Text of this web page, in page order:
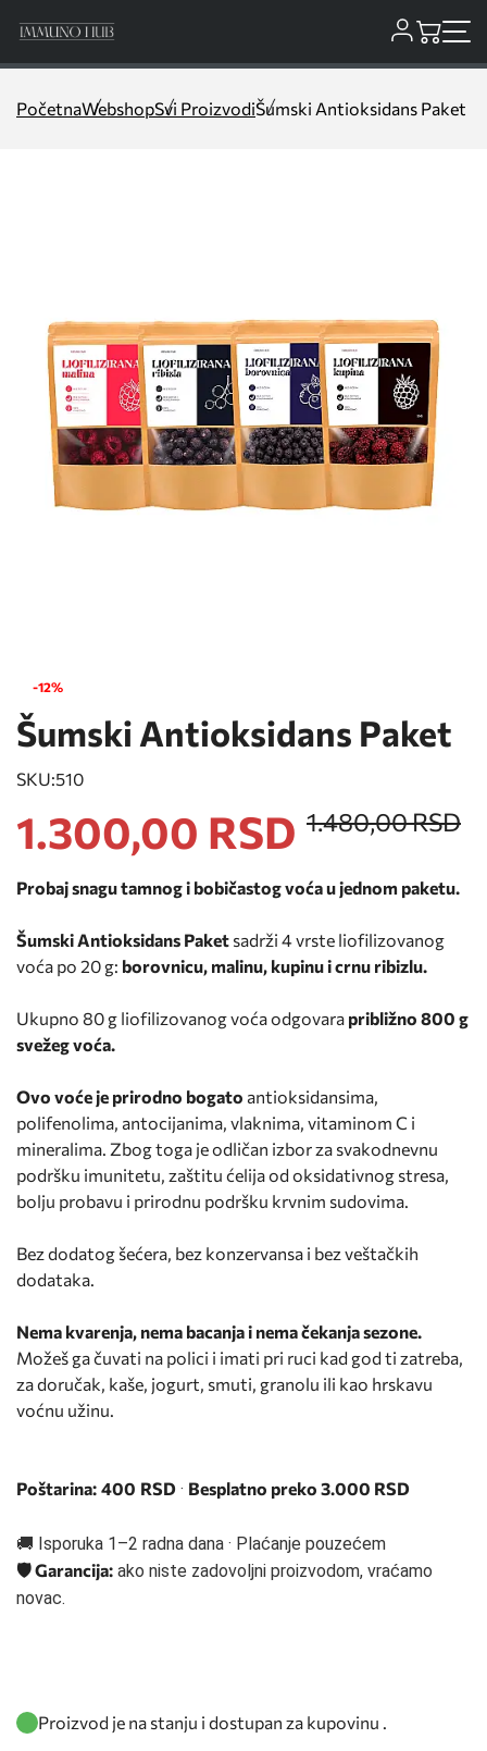
PočetnaWebshopSvi ProizvodiŠumski Antioksidans Paket
-12%
Šumski Antioksidans Paket
SKU:510
1.300,00 RSD 1.480,00 RSD
Probaj snagu tamnog i bobičastog voća u jednom paketu.
Šumski Antioksidans Paket sadrži 4 vrste liofilizovanog
voća po 20 g: borovnicu, malinu, kupinu i crnu ribizlu.
Ukupno 80 g liofilizovanog voća odgovara približno 800 g
svežeg voća.
Ovo voće je prirodno bogato antioksidansima,
polifenolima, antocijanima, vlaknima, vitaminom C i
mineralima. Zbog toga je odličan izbor za svakodnevnu
podršku imunitetu, zaštitu ćelija od oksidativnog stresa,
bolju probavu i prirodnu podršku krvnim sudovima.
Bez dodatog šećera, bez konzervansa i bez veštačkih
dodataka.
Nema kvarenja, nema bacanja i nema čekanja sezone.
Možeš ga čuvati na polici i imati pri ruci kad god ti zatreba,
za doručak, kaše, jogurt, smuti, granolu ili kao hrskavu
voćnu užinu.
Poštarina: 400 RSD · Besplatno preko 3.000 RSD
🚚 Isporuka 1–2 radna dana · Plaćanje pouzećem
🛡️ Garancija: ako niste zadovoljni proizvodom, vraćamo
novac.
Proizvod je na stanju i dostupan za kupovinu .